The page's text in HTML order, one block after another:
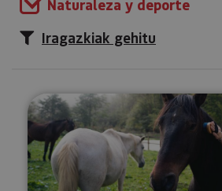
Naturaleza y deporte
Iragazkiak gehitu